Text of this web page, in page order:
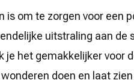
is om te zorgen voor een
uitstraling aan de
je het gemakkelijker voor
doen en laat